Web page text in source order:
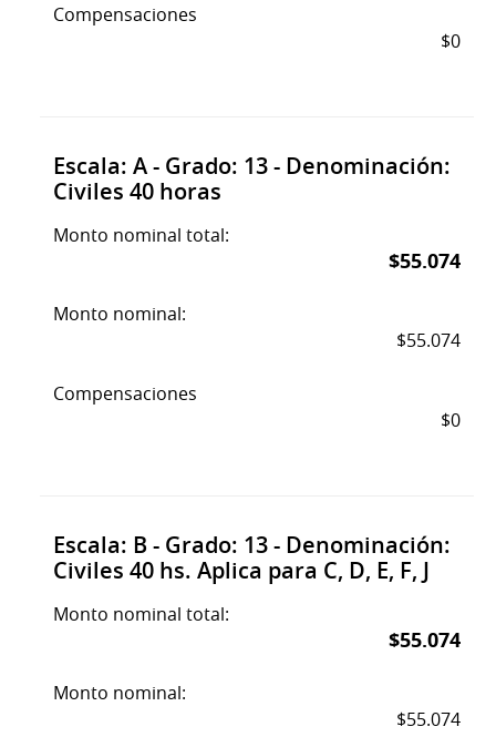
Compensaciones
$0
Escala: A - Grado: 13 - Denominación:
Civiles 40 horas
Monto nominal total:
$55.074
Monto nominal:
$55.074
Compensaciones
$0
Escala: B - Grado: 13 - Denominación:
Civiles 40 hs. Aplica para C, D, E, F, J
Monto nominal total:
$55.074
Monto nominal:
$55.074